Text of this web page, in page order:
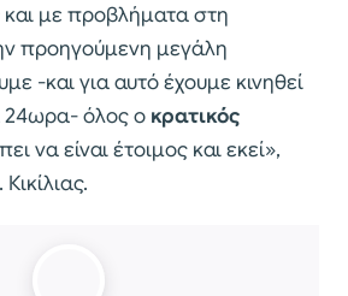
με προβλήματα στη
προηγούμενη μεγάλη
-και για αυτό έχουμε κινηθεί
24ωρα- όλος ο κρατικός
να είναι έτοιμος και εκεί»,